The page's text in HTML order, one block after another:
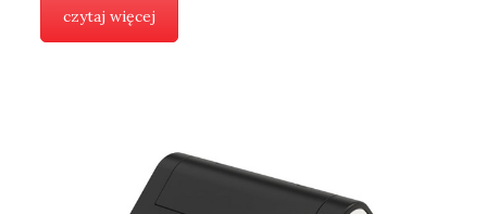
czytaj więcej